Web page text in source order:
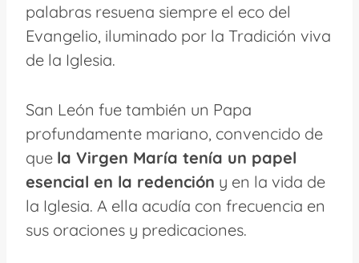
palabras resuena siempre el eco del
Evangelio, iluminado por la Tradición viva
de la Iglesia.
San León fue también un Papa
profundamente mariano, convencido de
que la Virgen María tenía un papel
esencial en la redención y en la vida de
la Iglesia. A ella acudía con frecuencia en
sus oraciones y predicaciones.